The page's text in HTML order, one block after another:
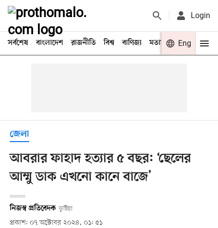
Login
সর্বশেষ বাংলাদেশ রাজনীতি বিশ্ব বাণিজ্য মতামত খেলা
Eng
জেলা
আবরার ফাহাদ হত্যার ৫ বছর: ‘ছেলের
আম্মু ডাক এখনো কানে বাজে’
নিজস্ব প্রতিবেদক কুষ্টিয়া
প্রকাশ: ০৭ অক্টোবর ২০২৪, ০১: ৫১